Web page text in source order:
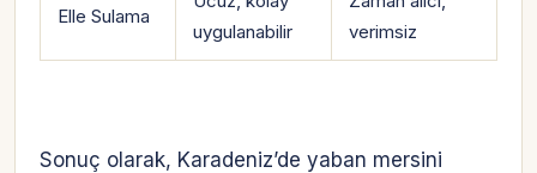
Elle Sulama
uygulanabilir
verimsiz
Sonuç olarak, Karadeniz’de yaban mersini